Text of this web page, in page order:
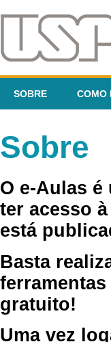
SOBRE COMO
Sobre
O e-Aulas
ter acesso
está
Basta
gratuito!
Uma vez